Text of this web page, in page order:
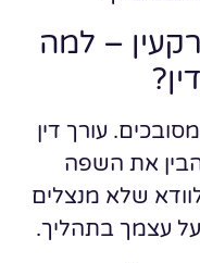
– למה
עורך דין
את השפה
שלא מנצלים
על עצמך בתהליך.